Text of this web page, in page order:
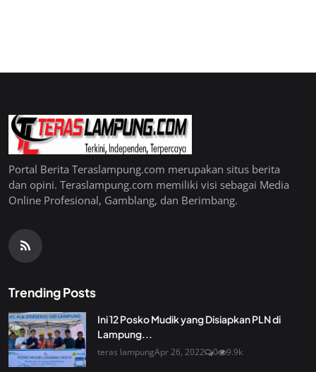
Portal Berita Teraslampung.com merupakan situs berita
dan opini. Teraslampung.com memiliki visi sebagai Media
Online Profesional, Gamblang, dan Berimbang.
Trending Posts
Ini 12 Posko Mudik yang Disiapkan PLN di
Lampung...
teras lampungApr 26, 2022 0 9.9k